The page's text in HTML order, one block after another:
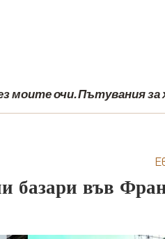
моите очи. Пътувания за
базари във